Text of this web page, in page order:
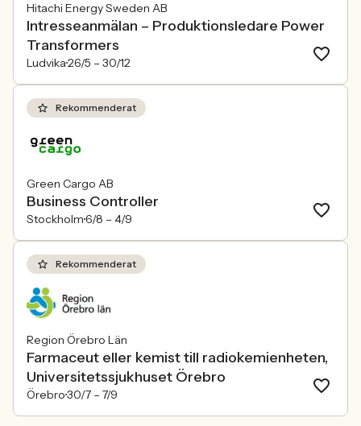
Hitachi Energy Sweden AB
Intresseanmälan – Produktionsledare Power
Transformers
Ludvika26/5 – 30/12
Rekommenderat
Green Cargo AB
Business Controller
Stockholm6/8 – 4/9
Rekommenderat
Region Örebro Län
Farmaceut eller kemist till radiokemienheten,
Universitetssjukhuset Örebro
Örebro30/7 – 7/9